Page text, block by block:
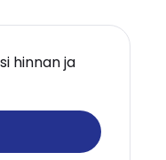
hinnan ja